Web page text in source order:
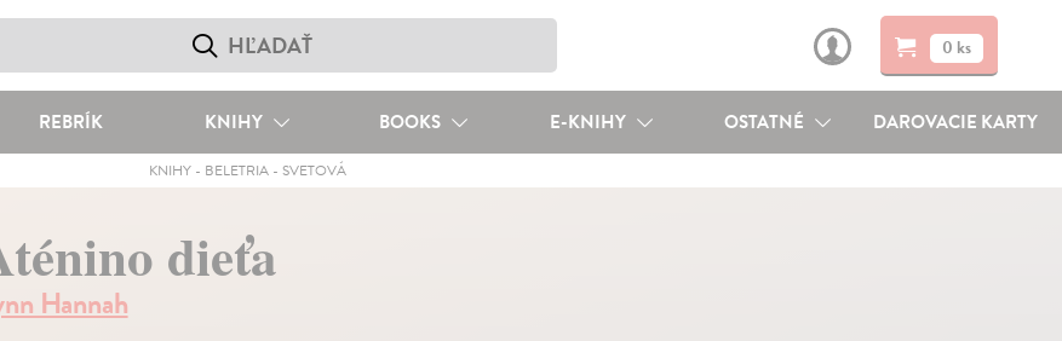
0 ks
REBRÍK KNIHY BOOKS E-KNIHY OSTATNÉ DAROVACIE KARTY
KNIHY - BELETRIA - SVETOVÁ
dieťa
Hannah